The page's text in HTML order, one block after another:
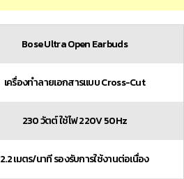
Bose Ultra Open Earbuds
เครื่องทำลายเอกสารแบบ Cross-Cut
230 วัตต์ ใช้ไฟ 220V 50Hz
2.2 เมตร/นาที รองรับการใช้งานต่อเนื่อง